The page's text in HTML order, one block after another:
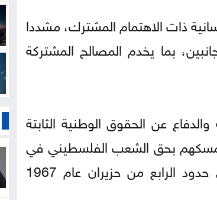
ذات الاهتمام المشترك، مشددا
بما يخدم المصالح المشتركة
عن الحقوق الوطنية الثابتة
بحق الشعب الفلسطيني في
تقرير المصير وإقامة دولته الفلسطينية المستقلة كاملة السيادة على حدود الرابع من حزيران عام 1967